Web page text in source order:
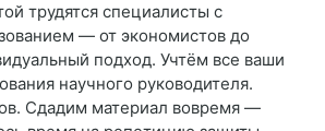
трудятся специалисты с
— от экономистов до
подход. Учтём все ваши
научного руководителя.
Сдадим материал вовремя —